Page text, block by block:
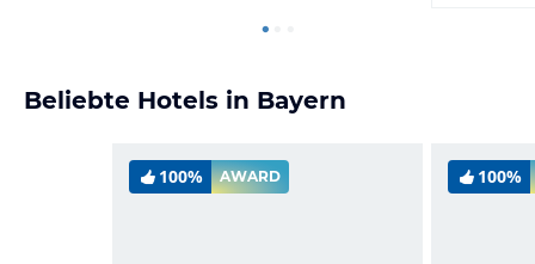
Beliebte Hotels in Bayern
100% AWARD 100%